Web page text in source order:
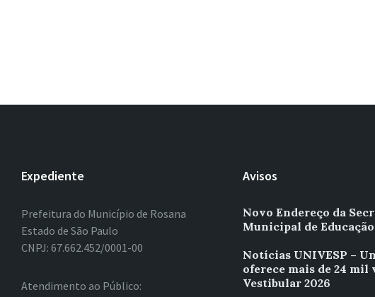
Expediente
Prefeitura do Município de Rosana
Estado de São Paulo
CNPJ: 67.662.452/0001-00
Atendimento ao Público:
Avisos
Novo Endereço da
Municipal de Educação
Notícias UNIVESP –
oferece mais de 24 mil
Vestibular 2026